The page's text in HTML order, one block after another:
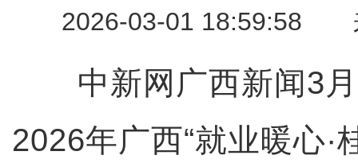
2026-03-01 18:59:58
中新网广西新闻3月
2026年广西“就业暖心·